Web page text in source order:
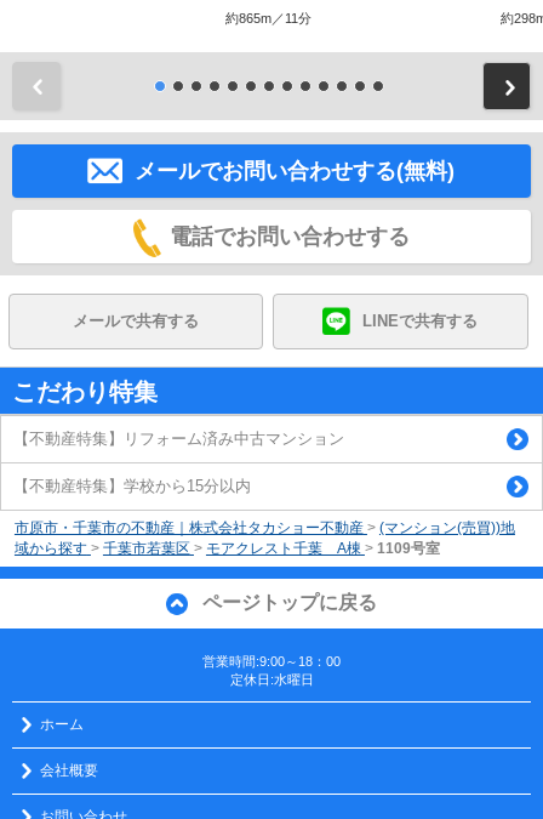
約865m／11分 約
メールでお問い合わせする(無料)
電話でお問い合わせする
メールで共有する LINEで共有する
こだわり特集
【不動産特集】リフォーム済み中古マンション
【不動産特集】学校から15分以内
市原市・千葉市の不動産｜株式会社タカショー不動産 > (マンション(売買))地
域から探す > 千葉市若葉区 > モアクレスト千葉 A棟 > 1109号室
ページトップに戻る
営業時間:9:00～18：00
定休日:水曜日
ホーム
会社概要